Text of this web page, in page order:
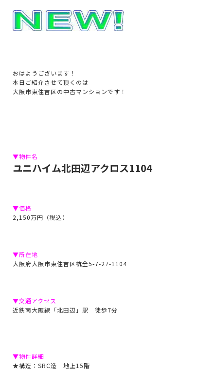
おはようございます！
本日ご紹介させて頂くのは
大阪市東住吉区の中古マンションです！
▼物件名
ユニハイム北田辺アクロス1104
▼価格
2,150万円 （税込）
▼所在地
大阪府大阪市東住吉区杭全5-7-27-1104
▼交通アクセス
近鉄南大阪線「北田辺」駅 徒歩7分
▼物件詳細
★構造：SRC造 地上15階